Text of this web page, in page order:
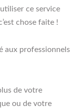
ce service
chose faite !
aux professionnels
de votre
ou de votre